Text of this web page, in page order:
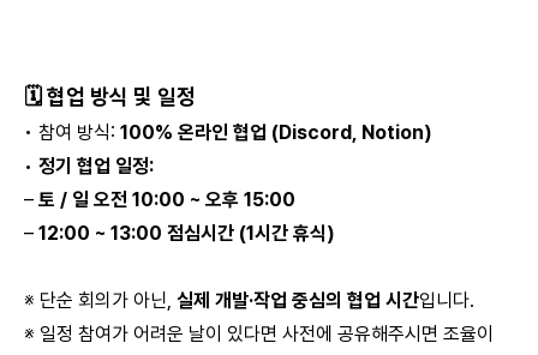
🗓 협업 방식 및 일정
• 참여 방식: 100% 온라인 협업 (Discord, Notion)
• 정기 협업 일정:
– 토 / 일 오전 10:00 ~ 오후 15:00
– 12:00 ~ 13:00 점심시간 (1시간 휴식)
※ 단순 회의가 아닌, 실제 개발·작업 중심의 협업 시간입니다.
※ 일정 참여가 어려운 날이 있다면 사전에 공유해주시면 조율이